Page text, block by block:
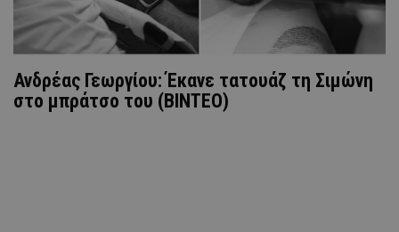
Ανδρέας Γεωργίου: Έκανε τατουάζ τη Σιμώνη
στο μπράτσο του (ΒΙΝΤΕΟ)